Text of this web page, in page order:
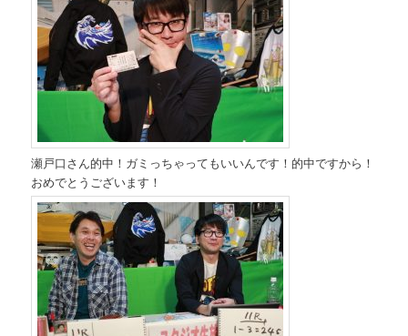
瀬戸口さん的中！ガミっちゃってもいいんです！的中ですから！
おめでとうございます！